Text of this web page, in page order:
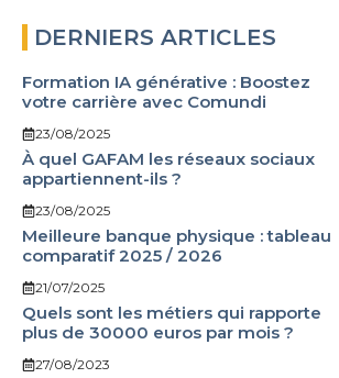
DERNIERS ARTICLES
Formation IA générative : Boostez
votre carrière avec Comundi
23/08/2025
À quel GAFAM les réseaux sociaux
appartiennent-ils ?
23/08/2025
Meilleure banque physique : tableau
comparatif 2025 / 2026
21/07/2025
Quels sont les métiers qui rapporte
plus de 30000 euros par mois ?
27/08/2023